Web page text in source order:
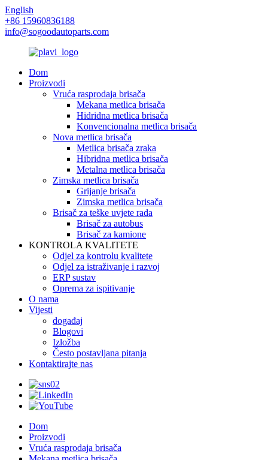
English
+86 15960836188
info@sogoodautoparts.com
Dom
Proizvodi
Vruća rasprodaja brisača
Mekana metlica brisača
Hidridna metlica brisača
Konvencionalna metlica brisača
Nova metlica brisača
Metlica brisača zraka
Hibridna metlica brisača
Metalna metlica brisača
Zimska metlica brisača
Grijanje brisača
Zimska metlica brisača
Brisač za teške uvjete rada
Brisač za autobus
Brisač za kamione
KONTROLA KVALITETE
Odjel za kontrolu kvalitete
Odjel za istraživanje i razvoj
ERP sustav
Oprema za ispitivanje
O nama
Vijesti
događaj
Blogovi
Izložba
Često postavljana pitanja
Kontaktirajte nas
Dom
Proizvodi
Vruća rasprodaja brisača